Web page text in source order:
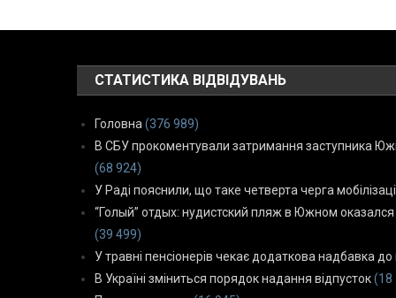
СТАТИСТИКА ВІДВІДУВАНЬ
Головна (376 989)
В СБУ прокоментували затримання заступника
(68 924)
У Раді пояснили, що таке четверта черга
“Голый” отдых: нудистский пляж в Южном
(39 499)
У травні пенсіонерів чекає додаткова надбавка до
В Україні зміниться порядок надання відпусток (18